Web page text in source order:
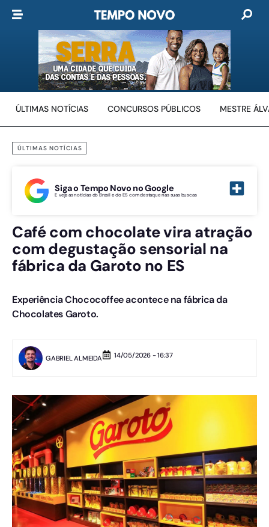
ÚLTIMAS NOTÍCIAS CONCURSOS PÚBLICOS MESTRE
ÚLTIMAS NOTÍCIAS
Siga o Tempo Novo no Google
E veja as notícias do Brasil e do ES com destaque nas suas buscas
Café com chocolate vira atração
com degustação sensorial na
fábrica da Garoto no ES
Experiência Chococoffee acontece na fábrica da
Chocolates Garoto.
GABRIEL ALMEIDA 14/05/2026 - 16:37